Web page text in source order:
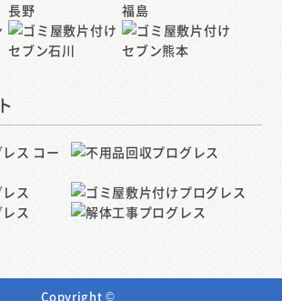
Copyright ©